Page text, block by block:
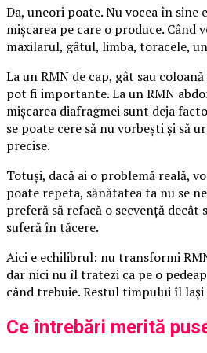
Da, uneori poate. Nu vocea în
mișcarea pe care o produce. Când
maxilarul, gâtul, limba, toracele,
La un RMN de cap, gât sau
pot fi importante. La un RMN
mișcarea diafragmei sunt deja
se poate cere să nu vorbești și să
precise.
Totuși, dacă ai o problemă reală,
poate repeta, sănătatea ta nu se
preferă să refacă o secvență decât
suferă în tăcere.
Aici e echilibrul: nu transformi
dar nici nu îl tratezi ca pe o
când trebuie. Restul timpului îl lași
Ce întrebări merită